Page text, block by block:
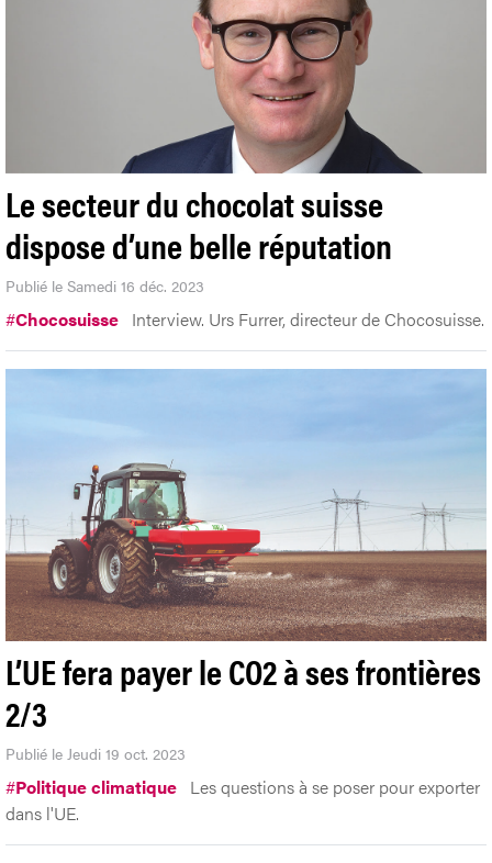
Le secteur du chocolat suisse
dispose d’une belle réputation
Publié le Samedi 16 déc. 2023
#Chocosuisse Interview. Urs Furrer, directeur de Chocosuisse.
L’UE fera payer le CO2 à ses frontières
2/3
Publié le Jeudi 19 oct. 2023
#Politique climatique Les questions à se poser pour exporter
dans l'UE.